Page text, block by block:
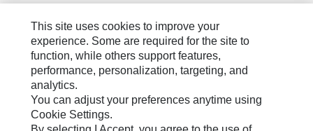
サイト･マップ
Cookie Settings
法的事項
プライバシー
This site uses cookies to improve your
experience. Some are required for the site to
function, while others support features,
performance, personalization, targeting, and
analytics.
You can adjust your preferences anytime using
Cookie Settings.